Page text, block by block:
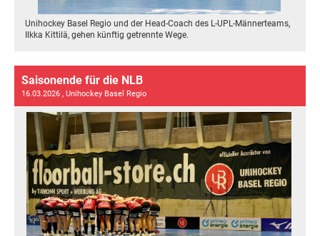
Unihockey Basel Regio und der Head-Coach des L-UPL-Männerteams,
Ilkka Kittilä, gehen künftig getrennte Wege.
Saisonende für die NLB
16.03.2026 , Unihockey Basel Regio